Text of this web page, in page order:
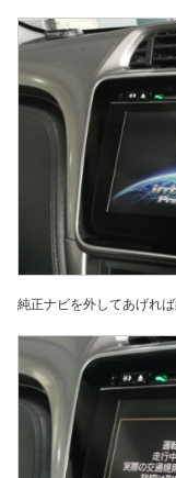
純正ナビを外してあげれ